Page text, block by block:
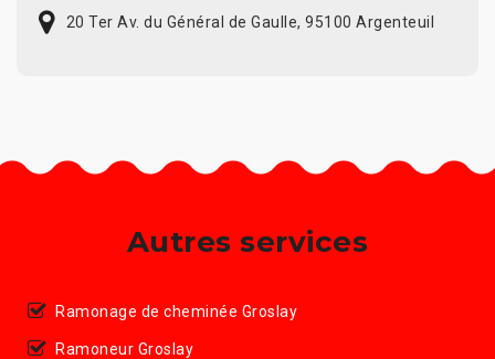
20 Ter Av. du Général de Gaulle, 95100 Argenteuil
Autres services
Ramonage de cheminée Groslay
Ramoneur Groslay